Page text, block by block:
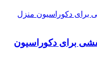
برای دکوراسیون